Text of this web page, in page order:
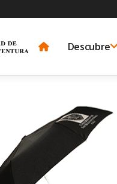
Descubre